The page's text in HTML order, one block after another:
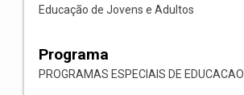
Educação de Jovens e Adultos
Programa
PROGRAMAS ESPECIAIS DE EDUCACAO